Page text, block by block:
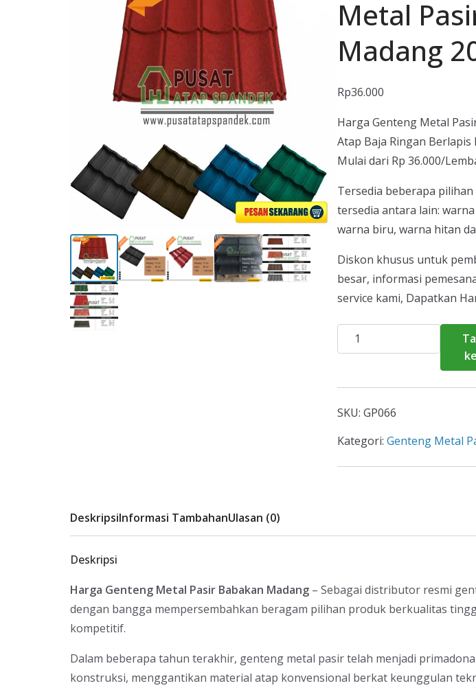
Metal
Madang
Rp36.000
Harga Genteng Metal
Atap Baja Ringan
Mulai dari Rp 36.000/
Tersedia beberapa
tersedia antara lain:
warna biru, warna hitan
Diskon khusus untuk
besar, informasi
service kami, Dapatkan
Kuantitas
Harga
Babakan
Madang
SKU: GP066
Kategori: Genteng Metal
DeskripsiInformasi TambahanUlasan (0)
Deskripsi
Harga Genteng Metal Pasir Babakan Madang – Sebagai distributor resmi
dengan bangga mempersembahkan beragam pilihan produk berkualitas
kompetitif.
Dalam beberapa tahun terakhir, genteng metal pasir telah menjadi
konstruksi, menggantikan material atap konvensional berkat keunggulan